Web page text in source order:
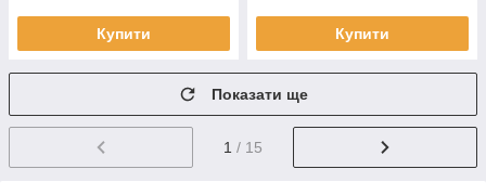
Купити Купити
Показати ще
1 / 15